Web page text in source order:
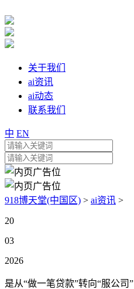
关于我们
ai资讯
ai动态
联系我们
中 EN
918博天堂(中国区) > ai资讯 >
20
03
2026
是从“做一笔贷款”转向“服公司”